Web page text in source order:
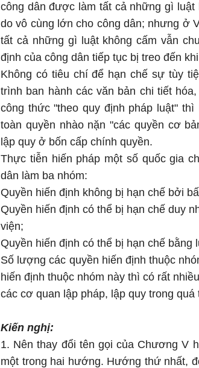
công dân được làm tất cả những gì
do vô cùng lớn cho công dân; nhưng ở
tất cả những gì luật không cấm vẫn
định của công dân tiếp tục bị treo đến
Không có tiêu chí để hạn chế sự tùy
trình ban hành các văn bản chi tiết
công thức "theo quy định pháp luật"
toàn quyền nhào nặn "các quyền cơ
lập quy ở bốn cấp chính quyền.
Thực tiễn hiến pháp một số quốc gia
dân làm ba nhóm:
Quyền hiến định không bị hạn chế bởi
Quyền hiến định có thể bị hạn chế duy
viện;
Quyền hiến định có thể bị hạn chế bằng
Số lượng các quyền hiến định thuộc
hiến định thuộc nhóm này thì có rất
các cơ quan lập pháp, lập quy trong
Kiến nghị:
1. Nên thay đổi tên gọi của Chương V
một trong hai hướng. Hướng thứ nhất,